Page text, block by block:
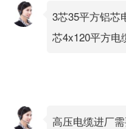
3芯35平方铝芯
芯4x120平方电
高压电缆进厂